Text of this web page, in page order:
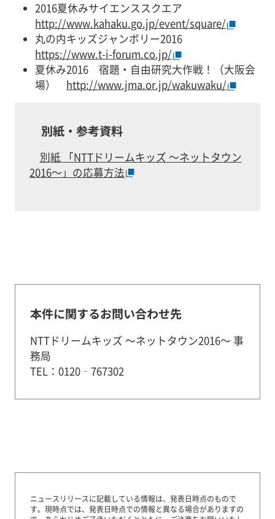
2016夏休みサイエンススクエア
http://www.kahaku.go.jp/event/square/
丸の内キッズジャンボリー2016
https://www.t-i-forum.co.jp/
夏休み2016 宿題・自由研究大作戦！（大阪会
場） http://www.jma.or.jp/wakuwaku/
別紙・参考資料
別紙 「NTTドリームキッズ ～ネットタウン
2016～」の応募方法
本件に関するお問い合わせ先
NTTドリームキッズ ～ネットタウン2016～ 事
務局
TEL：0120‐767302
ニュースリリースに記載している情報は、発表日時点のもので
す。 現時点では、発表日時点での情報と異なる場合がありますの